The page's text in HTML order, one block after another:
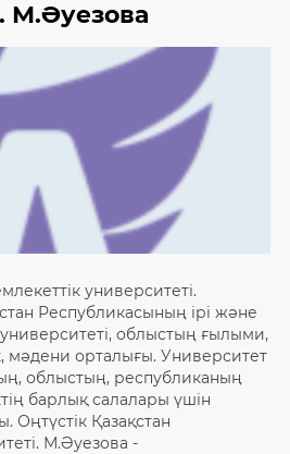
М.Әуезова
университеті.
Республикасының ірі және
облыстың ғылыми,
мәдени орталығы. Университет
облыстың, республиканың
барлық салалары үшін
Қазақстан
М.Әуезова -